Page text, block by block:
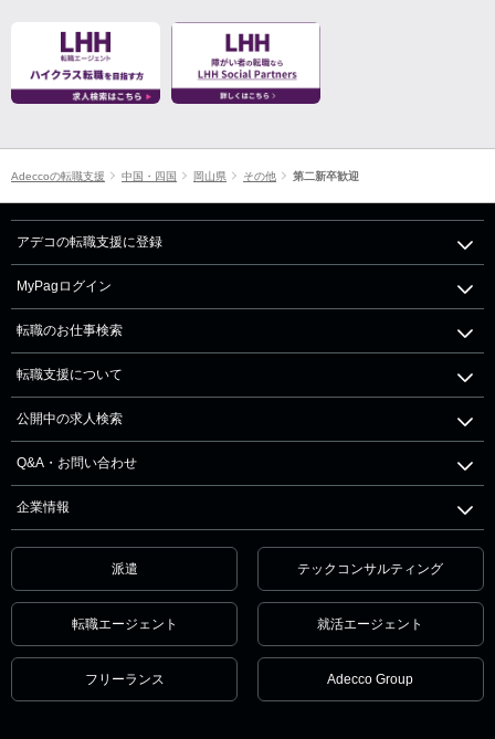
Adeccoの転職支援 中国・四国 岡山県 その他 第二新卒歓迎
アデコの転職支援に登録
MyPagログイン
転職のお仕事検索
転職支援について
公開中の求人検索
Q&A・お問い合わせ
企業情報
派遣 テックコンサルティング
転職エージェント 就活エージェント
フリーランス Adecco Group